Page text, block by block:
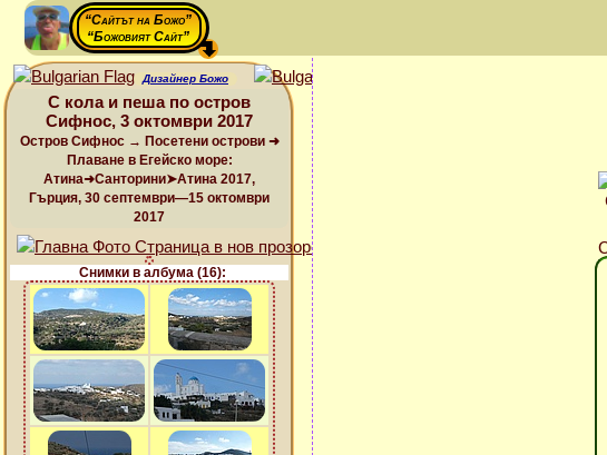
“Сайтът на Божо”
“Божовият Сайт”
Дизайнер Божо
С кола и пеша по остров
Сифнос, 3 октомври 2017
Остров Сифнос → Посетени острови ➜
Плаване в Егейско море:
Атина➜Санторини➤Атина 2017,
Гърция, 30 септември—15 октомври
2017
Снимки в албума (16):